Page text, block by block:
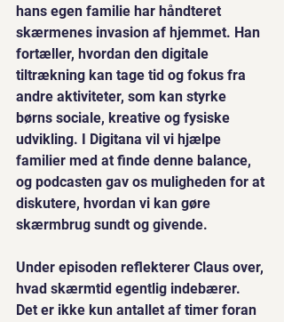
hans egen familie har håndteret
skærmenes invasion af hjemmet. Han
fortæller, hvordan den digitale
tiltrækning kan tage tid og fokus fra
andre aktiviteter, som kan styrke
børns sociale, kreative og fysiske
udvikling. I Digitana vil vi hjælpe
familier med at finde denne balance,
og podcasten gav os muligheden for at
diskutere, hvordan vi kan gøre
skærmbrug sundt og givende.
Under episoden reflekterer Claus over,
hvad skærmtid egentlig indebærer.
Det er ikke kun antallet af timer foran